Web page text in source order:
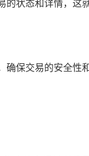
的状态和详情，这
保交易的安全性